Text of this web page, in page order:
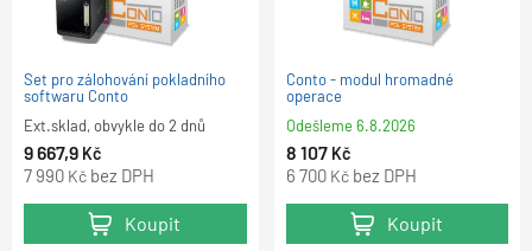
Set pro zálohování pokladního
softwaru Conto
Ext.sklad, obvykle do 2 dnů
9 667,9 Kč
7 990 Kč bez DPH
Koupit
Conto - modul hromadné
operace
Odešleme6.8.2026
8 107 Kč
6 700 Kč bez DPH
Koupit